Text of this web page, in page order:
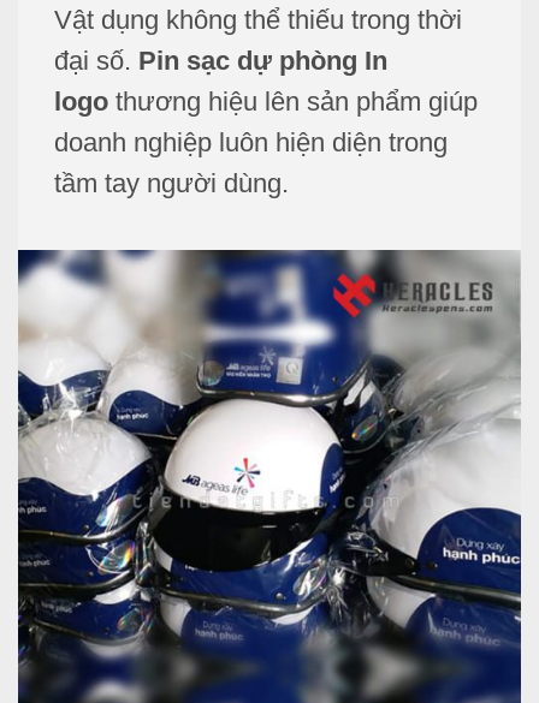
Vật dụng không thể thiếu trong thời
đại số. Pin sạc dự phòng In
logo thương hiệu lên sản phẩm giúp
doanh nghiệp luôn hiện diện trong
tầm tay người dùng.